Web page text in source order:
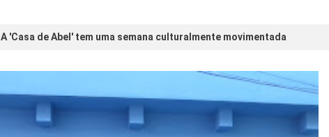
A 'Casa de Abel' tem uma semana culturalmente movimentada